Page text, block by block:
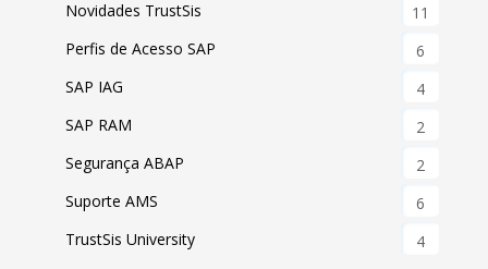
Novidades TrustSis
11
Perfis de Acesso SAP
6
SAP IAG
4
SAP RAM
2
Segurança ABAP
2
Suporte AMS
6
TrustSis University
4